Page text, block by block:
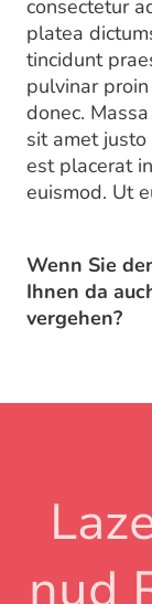
consectetur
platea
tincidunt
pulvinar
donec.
sit amet
est placerat
euismod. Ut
Wenn Sie
Ihnen da
vergehen?
nud